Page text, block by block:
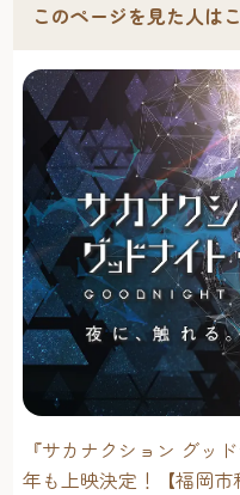
このページを見た人は
『サカナクション グッ
年も上映決定！【福岡